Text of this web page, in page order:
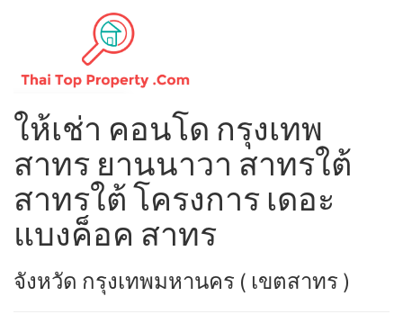
ให้เช่า คอนโด กรุงเทพ
สาทร ยานนาวา สาทรใต้
สาทรใต้ โครงการ เดอะ
แบงค็อค สาทร
จังหวัด กรุงเทพมหานคร ( เขตสาทร )